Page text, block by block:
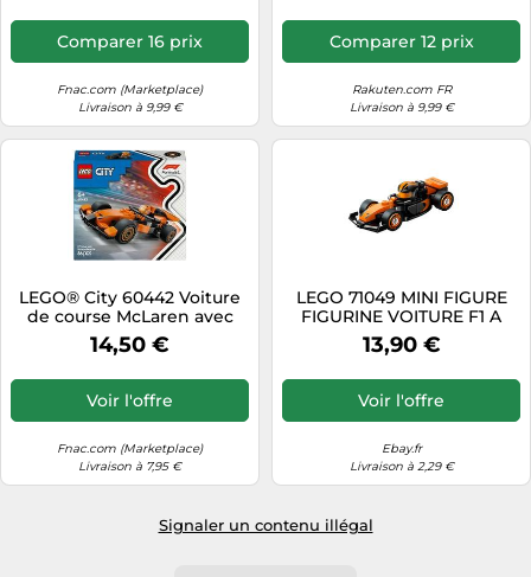
Comparer 16 prix
Fnac.com (Marketplace)
Livraison à 9,99 €
Comparer 12 prix
Rakuten.com FR
Livraison à 9,99 €
LEGO® City 60442 Voiture
de course McLaren avec
pilote de F1® G
14,50 €
Voir l'offre
Fnac.com (Marketplace)
Livraison à 7,95 €
LEGO 71049 MINI FIGURE
FIGURINE VOITURE F1 A
COLLECTIONNER -
MCLAREN N°4 - NEUF
13,90 €
Voir l'offre
Ebay.fr
Livraison à 2,29 €
Signaler un contenu illégal